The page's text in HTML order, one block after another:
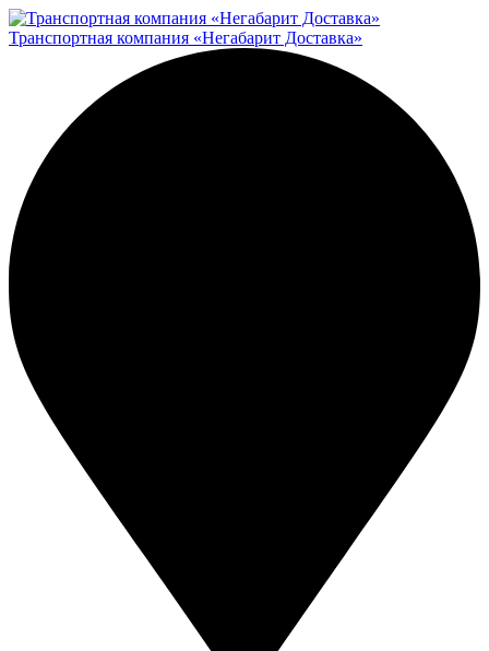
Транспортная компания «Негабарит Доставка»